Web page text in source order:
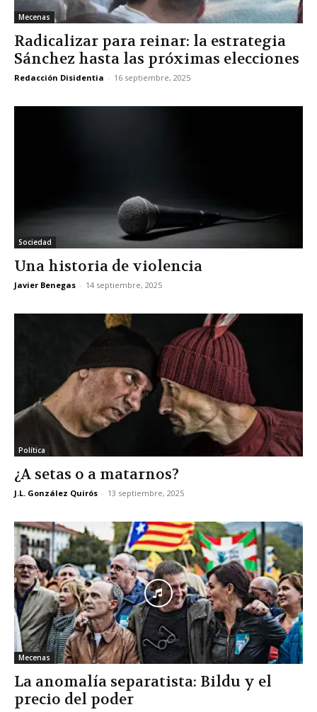
Mecenas
Radicalizar para reinar: la estrategia
Sánchez hasta las próximas elecciones
Redacción Disidentia - 16 septiembre, 2025
Sociedad
Una historia de violencia
Javier Benegas - 14 septiembre, 2025
Política
¿A setas o a matarnos?
J.L. González Quirós - 13 septiembre, 2025
Mecenas
La anomalía separatista: Bildu y el
precio del poder